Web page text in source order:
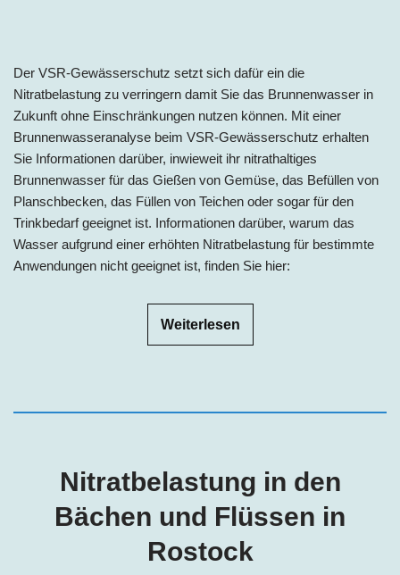
Der VSR-Gewässerschutz setzt sich dafür ein die
Nitratbelastung zu verringern damit Sie das Brunnenwasser in
Zukunft ohne Einschränkungen nutzen können. Mit einer
Brunnenwasseranalyse beim VSR-Gewässerschutz erhalten
Sie Informationen darüber, inwieweit ihr nitrathaltiges
Brunnenwasser für das Gießen von Gemüse, das Befüllen von
Planschbecken, das Füllen von Teichen oder sogar für den
Trinkbedarf geeignet ist. Informationen darüber, warum das
Wasser aufgrund einer erhöhten Nitratbelastung für bestimmte
Anwendungen nicht geeignet ist, finden Sie hier:
Weiterlesen
Nitratbelastung in den
Bächen und Flüssen in
Rostock